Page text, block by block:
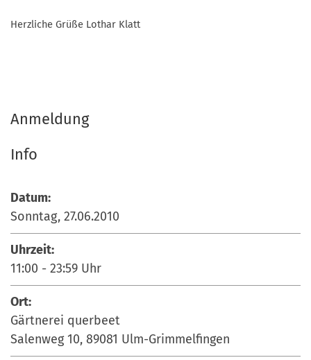
Herzliche Grüße Lothar Klatt
Anmeldung
Info
Datum:
Sonntag, 27.06.2010
Uhrzeit:
11:00 - 23:59 Uhr
Ort:
Gärtnerei querbeet
Salenweg 10, 89081 Ulm-Grimmelfingen